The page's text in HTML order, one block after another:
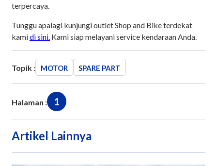
terpercaya.
Tunggu apalagi kunjungi outlet Shop and Bike terdekat
kamidi sini. Kami siap melayani service kendaraan Anda.
Topik : MOTOR SPARE PART
Halaman : 1
Artikel Lainnya